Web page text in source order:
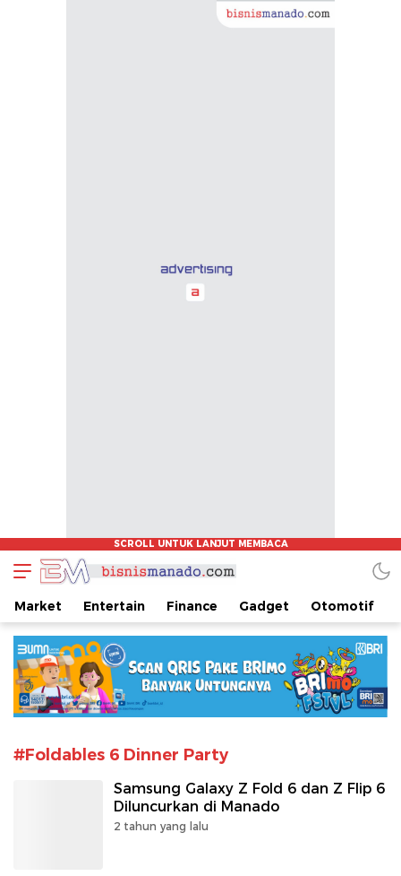
www.bisnismanado.com
Berita Bisnis Sulawesi Utara
Market Entertain Finance Gadget Otomotif
#Foldables 6 Dinner Party
Samsung Galaxy Z Fold 6 dan Z Flip 6
Diluncurkan di Manado
2 tahun yang lalu